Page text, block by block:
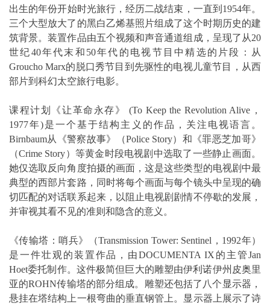
出生的年份开始时光旅行，经历二战结束，一直到1954年。
三个大型放大了的黑白乙烯基照片组成了这个时期历史的建
筑背景。装置作品由五个视频和声音通道组成，呈现了从20
世纪40年代末和50年代的电视节目中精选的片段：从
Groucho Marx的脱口秀节目到先驱性的电视儿童节目，从西
部片到科幻太空旅行电影。
课程计划《让革命永存》 (To Keep the Revolution Alive，
1977年)是一个基于结构主义的作品，关注电视语言。
Birnbaum从《警察故事》（Police Story）和《罪恶芝加哥》
（Crime Story）等黄金时段电视剧中选取了一些静止画面。
她仅选取反向角度拍摄的画面，这是这些类型的电视剧中最
典型的西部片套路，同时将每个画面与每个镜头中呈现的确
切匹配的对话联系起来，以阻止电视剧剧情不停歇的发展，
并审视其看不见的准则和隐含的意义。
《传输塔：哨兵》（Transmission Tower: Sentinel，1992年）
是一件壮观的装置作品，由DOCUMENTA IX的主管Jan
Hoet委托制作。这件极简但巨大的雕塑由伊利诺伊州皮奥里
亚的ROHN传输塔的部分组成。雕塑还包括了八个显示器，
悬挂在塔结构上一根弯曲的垂直钢管上。显示器上展示了诗